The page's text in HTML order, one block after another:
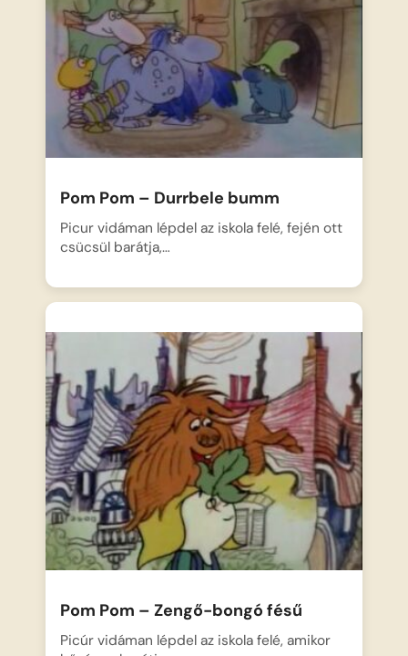
Pom Pom – Durrbele bumm
Picur vidáman lépdel az iskola felé, fején ott
csücsül barátja,…
Pom Pom – Zengő-bongó fésű
Picúr vidáman lépdel az iskola felé, amikor